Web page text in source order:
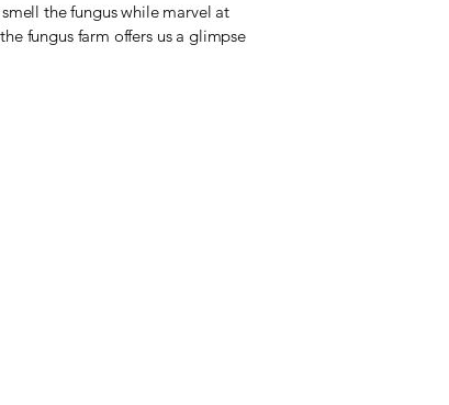
the fungus while marvel at
fungus farm offers us a glimpse